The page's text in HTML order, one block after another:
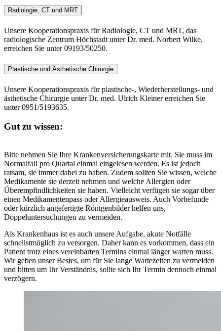
Radiologie, CT und MRT
Unsere Kooperationspraxis für Radiologie, CT und MRT, das
radiologische Zentrum Höchstadt unter Dr. med. Norbert Wilke,
erreichen Sie unter 09193/50250.
Plastische und Ästhetische Chirurgie
Unsere Kooperationspraxis für plastische-, Wiederherstellungs- und
ästhetische Chirurgie unter Dr. med. Ulrich Kleiner erreichen Sie
unter 0951/5193635.
Gut zu wissen:
Bitte nehmen Sie Ihre Krankenversicherungskarte mit. Sie muss im
Normalfall pro Quartal einmal eingelesen werden. Es ist jedoch
ratsam, sie immer dabei zu haben. Zudem sollten Sie wissen, welche
Medikamente sie derzeit nehmen und welche Allergien oder
Überempfindlichkeiten sie haben. Vielleicht verfügen sie sogar über
einen Medikamentenpass oder Allergieausweis. Auch Vorbefunde
oder kürzlich angefertigte Röntgenbilder helfen uns,
Doppeluntersuchungen zu vermeiden.
Als Krankenhaus ist es auch unsere Aufgabe, akute Notfälle
schnellstmöglich zu versorgen. Daher kann es vorkommen, dass ein
Patient trotz eines vereinbarten Termins einmal länger warten muss.
Wir geben unser Bestes, um für Sie lange Wartezeiten zu vermeiden
und bitten um Ihr Verständnis, sollte sich Ihr Termin dennoch einmal
verzögern.